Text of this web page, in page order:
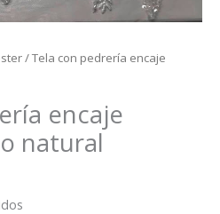
/ Tela con pedrería encaje
encaje
natural